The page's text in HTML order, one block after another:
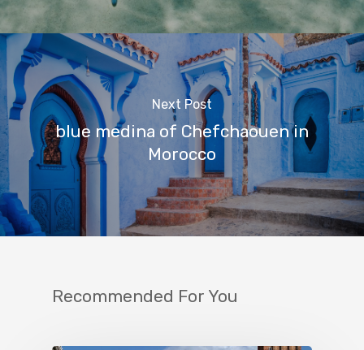
Next Post
blue medina of Chefchaouen in
Morocco
Recommended For You